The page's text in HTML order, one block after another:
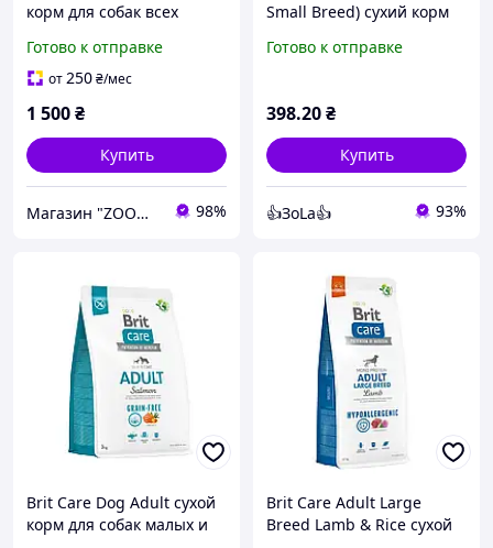
корм для собак всех
Готово к отправке
от250₴/мес
1 500₴
Купить
Магазин "ZOOMAA" 98%
Small Breed) сухий корм
холістик 1 кг свіже ягня,
Готово к отправке
398.20₴
Купить
👍ЗоLa👍 93%
Brit Care Dog Adult сухой
корм для собак малых и
Brit Care Adult Large
Breed Lamb & Rice сухой